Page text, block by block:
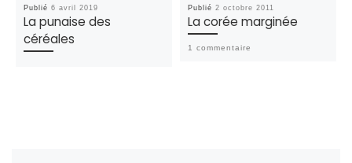
Publié6 avril 2019
La punaise des
céréales
Publié2 octobre 2011
La corée marginée
1 commentaire